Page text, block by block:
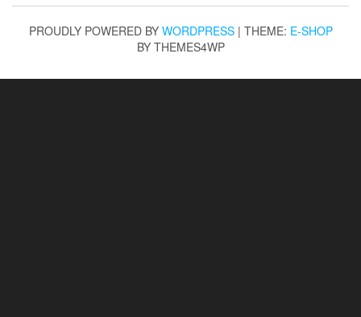
PROUDLY POWERED BY WORDPRESS | THEME: E-SHOP
BY THEMES4WP